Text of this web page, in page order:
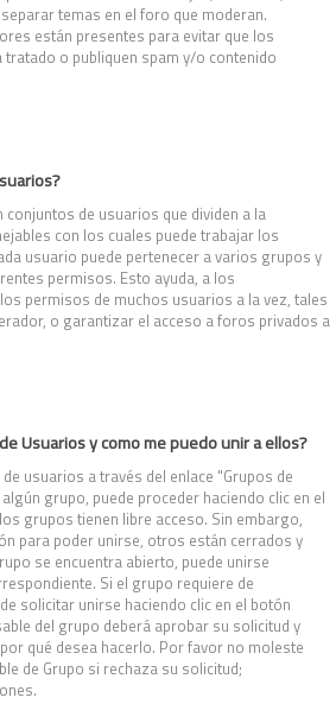
temas en el foro que moderan.
están presentes para evitar que los
o publiquen spam y/o contenido
de usuarios que dividen a la
con los cuales puede trabajar los
usuario puede pertenecer a varios grupos y
permisos. Esto ayuda, a los
permisos de muchos usuarios a la vez, tales
o garantizar el acceso a foros privados a
Usuarios y como me puedo unir a ellos?
usuarios a través del enlace "Grupos de
grupo, puede proceder haciendo clic en el
grupos tienen libre acceso. Sin embargo,
para poder unirse, otros están cerrados y
se encuentra abierto, puede unirse
Si el grupo requiere de
solicitar unirse haciendo clic en el botón
del grupo deberá aprobar su solicitud y
qué desea hacerlo. Por favor no moleste
de Grupo si rechaza su solicitud;